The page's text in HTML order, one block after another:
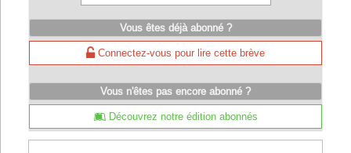
Vous êtes déjà abonné ?
Connectez-vous pour lire cette brève
Vous n'êtes pas encore abonné ?
Découvrez notre édition abonnés